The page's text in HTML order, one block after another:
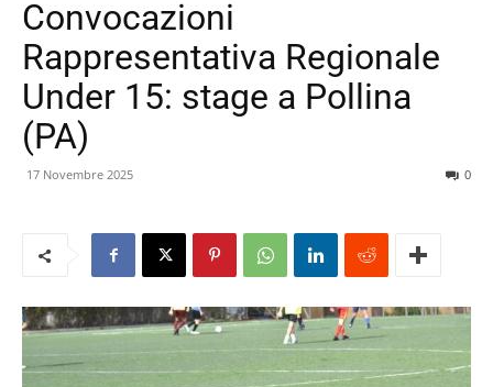
Convocazioni
Rappresentativa Regionale
Under 15: stage a Pollina
(PA)
17 Novembre 2025 0